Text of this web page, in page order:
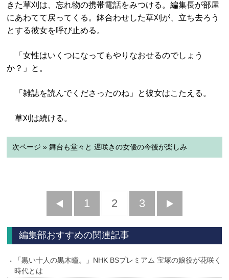
きた草刈は、忘れ物の携帯電話をみつける。編集長が部屋
にあわてて戻ってくる。鉢合わせした草刈が、立ち去ろう
とする彼女を呼び止める。
「女性はいくつになってもやりなおせるのでしょう
か？」と。
「雑誌を読んでくださったのね」と彼女はこたえる。
草刈は続ける。
次ページ » 舞台も堂々と 遅咲きの女優の今後が楽しみ
前
へ
1 2 3
へ
編集部おすすめの関連記事
「黒い十人の黒木瞳。」NHK BSプレミアム 宝塚の娘役が花咲く
時代とは